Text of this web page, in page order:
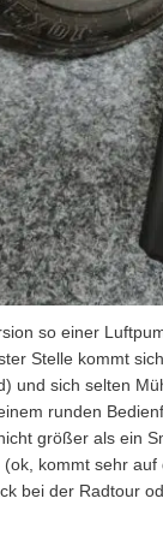
so einer
Stelle kommt
und sich selten
runden
größer als ein
kommt sehr
bei der Radtour